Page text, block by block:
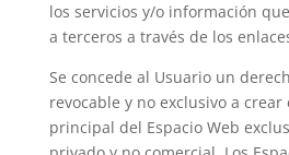
los servicios y/o información
a terceros a través de los
Se concede al Usuario un
revocable y no exclusivo a
principal del Espacio Web